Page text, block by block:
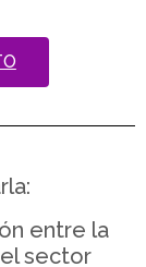
entre la
sector